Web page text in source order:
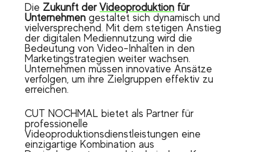
Die Zukunft derVideoproduktion für
Unternehmen gestaltet sich dynamisch und
vielversprechend. Mit dem stetigen Anstieg
der digitalen Mediennutzung wird die
Bedeutung von Video-Inhalten in den
Marketingstrategien weiter wachsen.
Unternehmen müssen innovative Ansätze
verfolgen, um ihre Zielgruppen effektiv zu
erreichen.
CUT NOCHMAL bietet als Partner für
professionelle
Videoproduktionsdienstleistungen eine
einzigartige Kombination aus